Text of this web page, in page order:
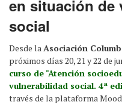
en situación de
social
Desde laAsociación
próximos días 20, 21 y 22 de
curso de "Atención
vulnerabilidad social. 4ª
través de la plataforma